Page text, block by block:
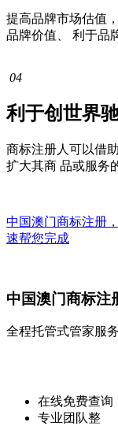
提高品牌市场估值
品牌价值、 利于品
04
利于创世界
商标注册人可以借
扩大其商 品或服务
中国澳门商标注册
速帮您完成
中国澳门商标注
全程托管式管家服
在线免费查询
专业团队整